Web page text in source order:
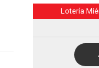
Lotería